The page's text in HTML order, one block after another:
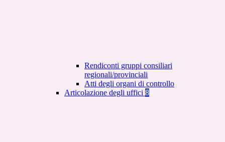
Rendiconti gruppi consiliari
regionali/provinciali
Atti degli organi di controllo
Articolazione degli uffici 8